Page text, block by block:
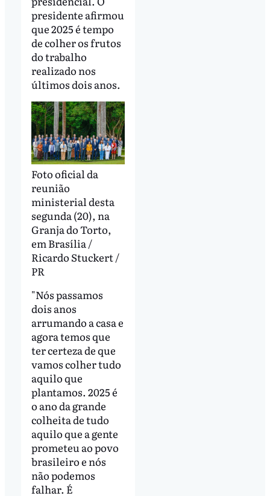
presidente afirmou
que 2025 é tempo
de colher os frutos
do trabalho
realizado nos
últimos dois anos.
Foto oficial da
reunião
ministerial desta
segunda (20), na
Granja do Torto,
em Brasília /
Ricardo Stuckert /
PR
"Nós passamos
dois anos
arrumando a casa e
agora temos que
ter certeza de que
vamos colher tudo
aquilo que
plantamos. 2025 é
o ano da grande
colheita de tudo
aquilo que a gente
prometeu ao povo
brasileiro e nós
não podemos
falhar. É